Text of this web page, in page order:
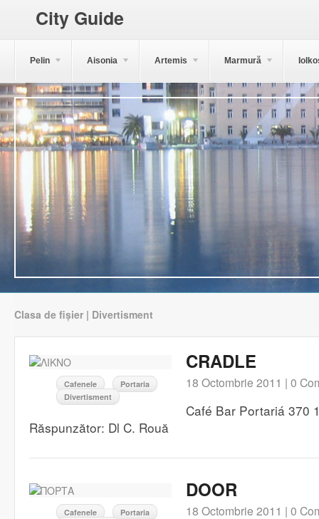
City Guide
Pelin Aisonia Artemis Marmură
Clasa de fișier | Divertisment
Cafenele
Portaria
Divertisment
CRADLE
18 Octombrie 2011 | 0
Café Bar Portariá 370
Răspunzător: Dl C. Rouă
Cafenele
Portaria
DOOR
18 Octombrie 2011 | 0